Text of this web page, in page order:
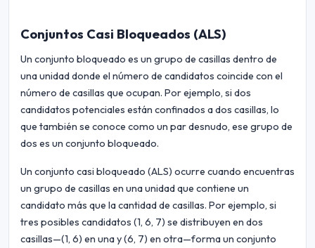
Conjuntos Casi Bloqueados (ALS)
Un conjunto bloqueado es un grupo de casillas dentro de
una unidad donde el número de candidatos coincide con el
número de casillas que ocupan. Por ejemplo, si dos
candidatos potenciales están confinados a dos casillas, lo
que también se conoce como un par desnudo, ese grupo de
dos es un conjunto bloqueado.
Un conjunto casi bloqueado (ALS) ocurre cuando encuentras
un grupo de casillas en una unidad que contiene un
candidato más que la cantidad de casillas. Por ejemplo, si
tres posibles candidatos (1, 6, 7) se distribuyen en dos
casillas—(1, 6) en una y (6, 7) en otra—forma un conjunto